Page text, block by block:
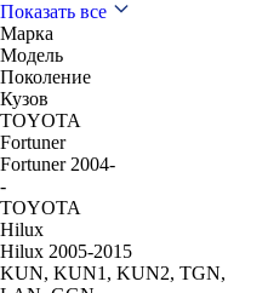
Показать все
Марка
Модель
Поколение
Кузов
TOYOTA
Fortuner
Fortuner 2004-
-
TOYOTA
Hilux
Hilux 2005-2015
KUN, KUN1, KUN2, TGN,